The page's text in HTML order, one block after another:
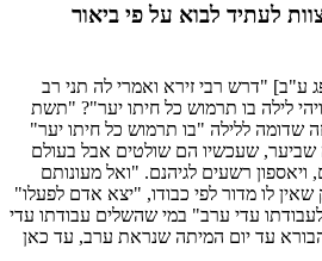
לעתיד לבוא על פי ביאור
"דרש רבי זירא ואמרי לה תני רב
לילה בו תרמוש כל חיתו יער"? "תשת
שדומה ללילה "בו תרמוש כל חיתו יער"
שביער, שעכשיו הם שולטים אבל בעולם
רשעים לגיהנם. "ואל מעונותם
שאין לו מדור לפי כבודו, "יצא אדם לפעלו"
עדי ערב" במי שהשלים עבודתו עדי
עד יום המיתה שנראת ערב, עד כאן